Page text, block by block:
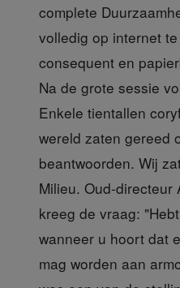
complete
volledig op internet
consequent en
Na de grote sessie
Enkele tientallen
wereld zaten gereed
beantwoorden. Wij
Milieu. Oud-
kreeg de vraag:
wanneer u hoort dat
mag worden aan